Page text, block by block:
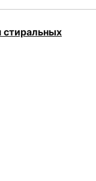
стиральных